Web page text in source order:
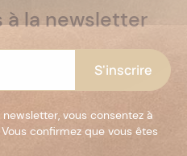
à la newsletter
vous consentez à
confirmez que vous êtes